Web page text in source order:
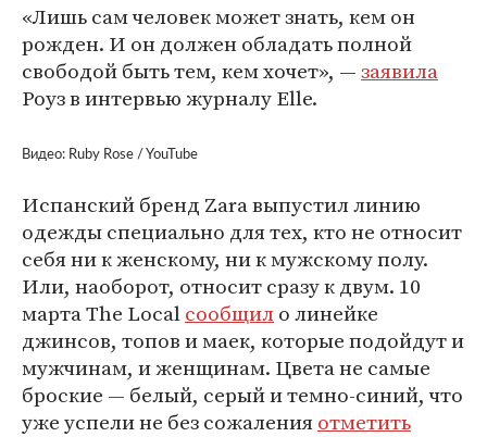
«Лишь сам человек может знать, кем он
рожден. И он должен обладать полной
свободой быть тем, кем хочет», —заявила
Роуз в интервью журналу Elle.
Видео: Ruby Rose / YouTube
Испанский бренд Zara выпустил линию
одежды специально для тех, кто не относит
себя ни к женскому, ни к мужскому полу.
Или, наоборот, относит сразу к двум. 10
марта The Localсообщило линейке
джинсов, топов и маек, которые подойдут и
мужчинам, и женщинам. Цвета не самые
броские — белый, серый и темно-синий, что
уже успели не без сожаленияотметить